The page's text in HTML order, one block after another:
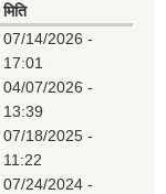
मिति
07/14/2026 -
17:01
04/07/2026 -
13:39
07/18/2025 -
11:22
07/24/2024 -